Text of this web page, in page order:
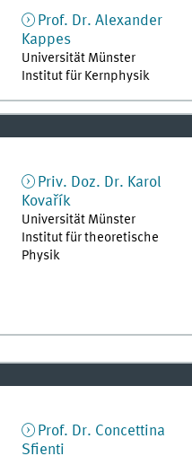
Prof. Dr. Alexander
Kappes
Universität Münster
Institut für Kernphysik
Priv. Doz. Dr. Karol
Kovařík
Universität Münster
Institut für theoretische
Physik
Prof. Dr. Concettina
Sfienti